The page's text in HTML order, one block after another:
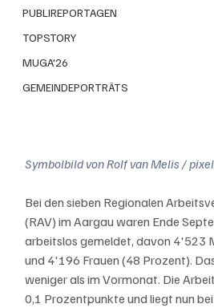
PUBLIREPORTAGEN
TOPSTORY
MUGA'26
GEMEINDEPORTRÄTS
Symbolbild von Rolf van Melis /
Bei den sieben Regionalen
(RAV) im Aargau waren Ende
arbeitslos gemeldet, davon 4'523
und 4'196 Frauen (48 Prozent).
weniger als im Vormonat. Die
0,1 Prozentpunkte und liegt nun